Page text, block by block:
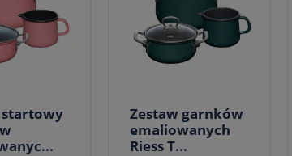
startowy
Zestaw garnków
emaliowanych
Riess T...